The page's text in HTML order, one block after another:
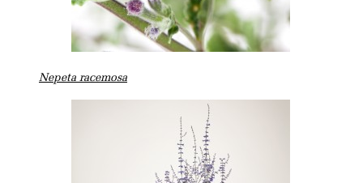
Nepeta racemosa